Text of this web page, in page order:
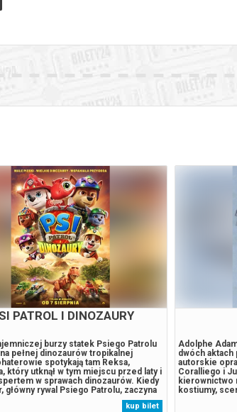
PATROL I DINOZAURY
burzy statek Psiego Patrolu
pełnej dinozaurów tropikalnej
spotykają tam Reksa,
który utknął w tym miejscu przed laty i
w sprawach dinozaurów. Kiedy
główny rywal Psiego Patrolu, zaczyna
eksploatować zasoby naturalne
do wybuchu ogromnego,kup bilet
Adolphe
dwóch aktach
autorskie
Coralliego i
kierownictwo
kostiumy,
reżyseria
baletu: